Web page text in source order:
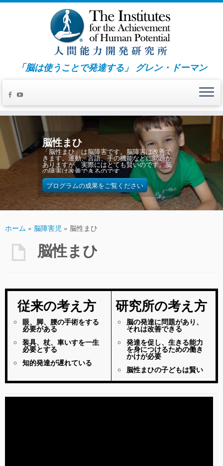
「脳は使うことで発達する」 グレン・ドーマン
脳性まひ
「脳性まひ」は脳障害です。脳障害は改善で
きます。運動、言語、手の機能などに問題が
ありますが、実際にはとても賢いのです。脳
の障害は改善できるのです。
プログラムの成果をご覧ください
ホーム » 脳障害児 » 脳性まひ
脳性まひ
従来の考え方
眼、脚、腰の手術をする
必要がある
装具、杖、車いすを一生
必要とする
知的発達が遅れている
研究所の考え方
脳の発達に問題があり、
それは改善できる
発達を促し、生きる能力
を身につけるための働き
かけが必要
脳性まひの子どもは賢い